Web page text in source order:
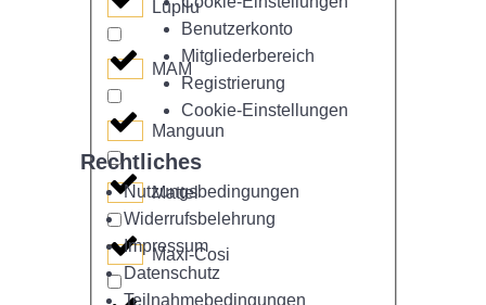
Lupilu
MAM
Manguun
Mattel
Maxi-Cosi
Benutzerkonto
Mitgliederbereich
Registrierung
Cookie-Einstellungen
Rechtliches
Nutzungsbedingungen
Widerrufsbelehrung
Impressum
Datenschutz
Teilnahmebedingungen